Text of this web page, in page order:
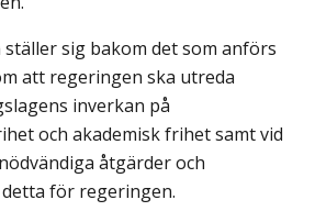
ställer sig bakom det som anförs
att regeringen ska utreda
inverkan på
och akademisk frihet samt vid
åtgärder och
för regeringen.